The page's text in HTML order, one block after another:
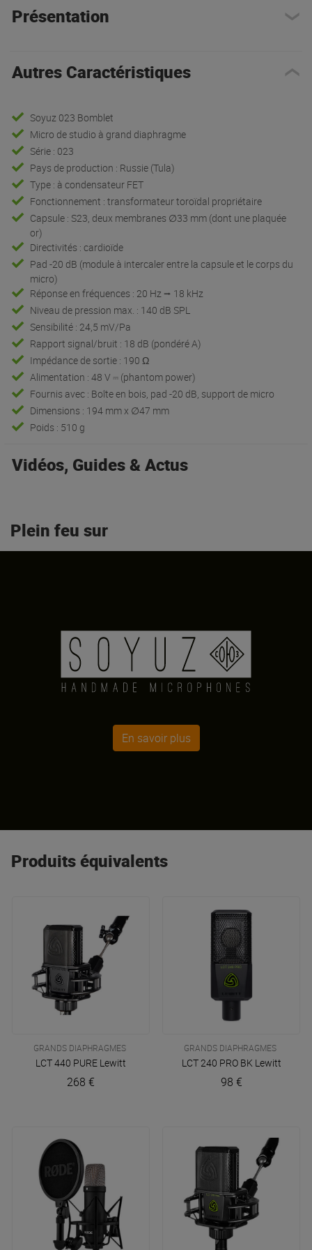
Présentation
Autres Caractéristiques
Soyuz 023 Bomblet
Micro de studio à grand diaphragme
Série : 023
Pays de production : Russie (Tula)
Type : à condensateur FET
Fonctionnement : transformateur toroïdal propriétaire
Capsule : S23, deux membranes ∅33 mm (dont une plaquée
or)
Directivités : cardioïde
Pad -20 dB (module à intercaler entre la capsule et le corps du
micro)
Réponse en fréquences : 20 Hz ⭢ 18 kHz
Niveau de pression max. : 140 dB SPL
Sensibilité : 24,5 mV/Pa
Rapport signal/bruit : 18 dB (pondéré A)
Impédance de sortie : 190 Ω
Alimentation : 48 V ⎓ (phantom power)
Fournis avec : Boîte en bois, pad -20 dB, support de micro
Dimensions : 194 mm x ∅47 mm
Poids : 510 g
Vidéos, Guides & Actus
Plein feu sur
En savoir plus
Produits équivalents
GRANDS DIAPHRAGMES
LCT 440 PURE Lewitt
268 €
GRANDS DIAPHRAGMES
LCT 240 PRO BK Lewitt
98 €